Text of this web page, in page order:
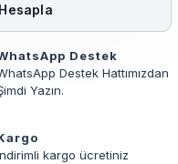
Destek
Destek Hattımızdan
Yazın.
kargo ücretiniz